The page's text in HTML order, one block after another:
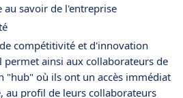
au savoir de l'entreprise
compétitivité et d'innovation
permet ainsi aux collaborateurs de
"hub" où ils ont un accès immédiat
au profil de leurs collaborateurs